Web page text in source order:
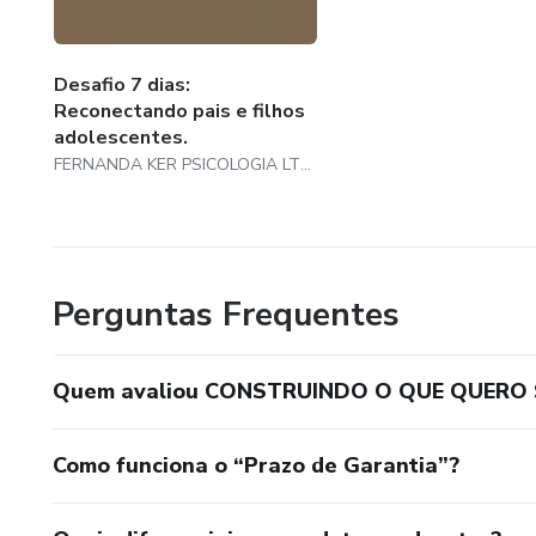
Desafio 7 dias:
Reconectando pais e filhos
adolescentes.
FERNANDA KER PSICOLOGIA LTDA
Perguntas Frequentes
Quem avaliou CONSTRUINDO O QUE QUERO
Como funciona o “Prazo de Garantia”?